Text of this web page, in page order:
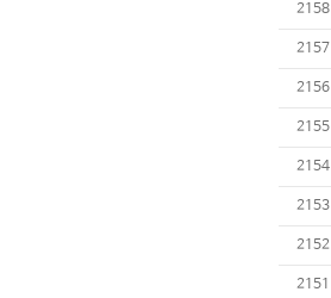
2158
2157
2156
2155
2154
2153
2152
2151